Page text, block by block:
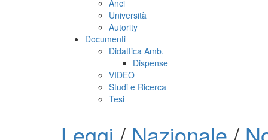
Anci
Università
Autority
Documenti
Didattica Amb.
Dispense
VIDEO
Studi e Ricerca
Tesi